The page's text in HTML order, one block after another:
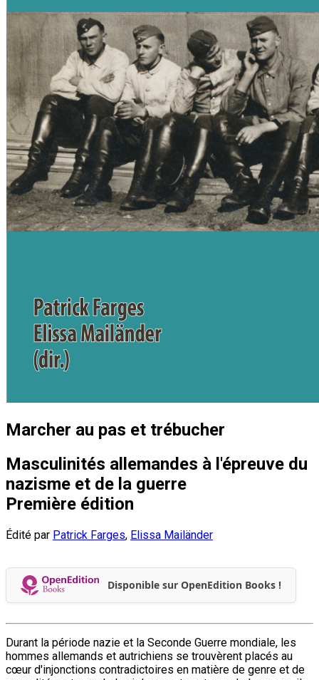
Marcher au pas et trébucher
Masculinités allemandes à l'épreuve du
nazisme et de la guerre
Première édition
Édité par Patrick Farges, Elissa Mailänder
Disponible sur OpenEdition Books !
Durant la période nazie et la Seconde Guerre mondiale, les
hommes allemands et autrichiens se trouvèrent placés au
cœur d'injonctions contradictoires en matière de genre et de